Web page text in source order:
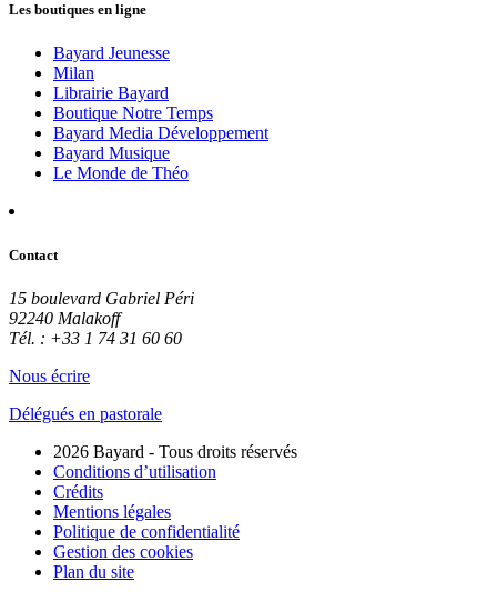
Les boutiques en ligne
Bayard Jeunesse
Milan
Librairie Bayard
Boutique Notre Temps
Bayard Media Développement
Bayard Musique
Le Monde de Théo
Contact
15 boulevard Gabriel Péri
92240 Malakoff
Tél. : +33 1 74 31 60 60
Nous écrire
Délégués en pastorale
2026 Bayard - Tous droits réservés
Conditions d’utilisation
Crédits
Mentions légales
Politique de confidentialité
Gestion des cookies
Plan du site